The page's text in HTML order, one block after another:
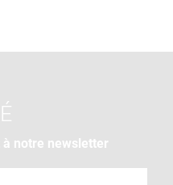
notre newsletter